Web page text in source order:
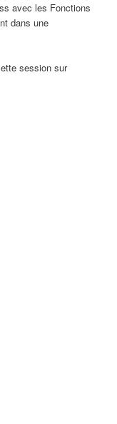
avec les Fonctions
dans une
session sur